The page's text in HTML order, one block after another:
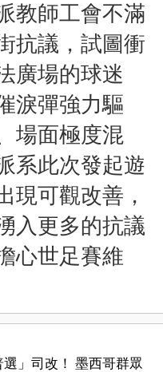
教師工會不滿
抗議，試圖衝
廣場的球迷
淚彈強力驅
場面極度混
系此次發起遊
現可觀改善，
入更多的抗議
心世足賽維
選」司改！ 墨西哥群眾